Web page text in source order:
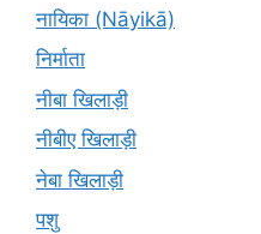
नायिका (Nāyikā)
निर्माता
नीबा खिलाड़ी
नीबीए खिलाड़ी
नेबा खिलाड़ी
पशु